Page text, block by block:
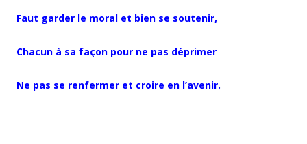
Faut garder le moral et bien se soutenir,
Chacun à sa façon pour ne pas déprimer
Ne pas se renfermer et croire en l’avenir.